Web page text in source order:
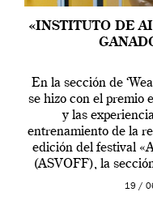
«INSTITUTO DE
En la sección de
se hizo con el premio
y las
entrenamiento de la
edición del festival
(ASVOFF), la
Film
19 /